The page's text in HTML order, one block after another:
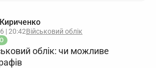
| 20:42Військовий облік
облік: чи можливе